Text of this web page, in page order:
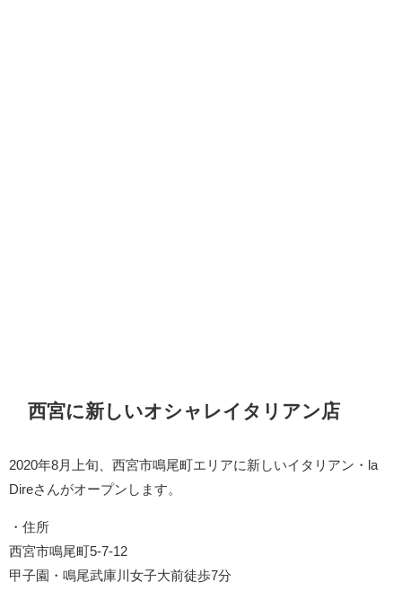
西宮に新しいオシャレイタリアン店
2020年8月上旬、西宮市鳴尾町エリアに新しいイタリアン・la
Direさんがオープンします。
・住所
西宮市鳴尾町5-7-12
甲子園・鳴尾武庫川女子大前徒歩7分